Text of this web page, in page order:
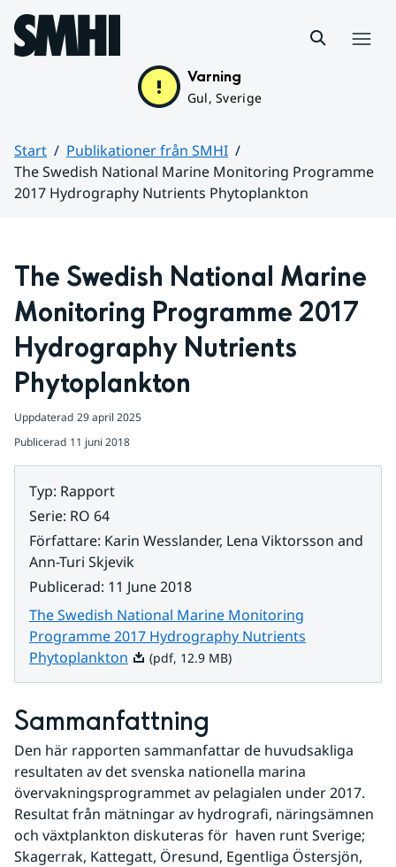
Hoppa till sidans innehåll
Varning
Gul, Sverige
Start
Publikationer från SMHI
The Swedish National Marine Monitoring Programme
2017 Hydrography Nutrients Phytoplankton
The Swedish National Marine
Monitoring Programme 2017
Hydrography Nutrients
Phytoplankton
Uppdaterad 29 april 2025
Publicerad 11 juni 2018
Typ: Rapport
Serie: RO 64
Författare: Karin Wesslander, Lena Viktorsson and
Ann-Turi Skjevik
Publicerad: 11 June 2018
The Swedish National Marine Monitoring
Programme 2017 Hydrography Nutrients
Phytoplankton Pdf, 12.9 MB.
(pdf, 12.9 MB)
Sammanfattning
Den här rapporten sammanfattar de huvudsakliga
resultaten av det svenska nationella marina
övervakningsprogrammet av pelagialen under 2017.
Resultat från mätningar av hydrografi, näringsämnen
och växtplankton diskuteras för  haven runt Sverige;
Skagerrak, Kattegatt, Öresund, Egentliga Östersjön,